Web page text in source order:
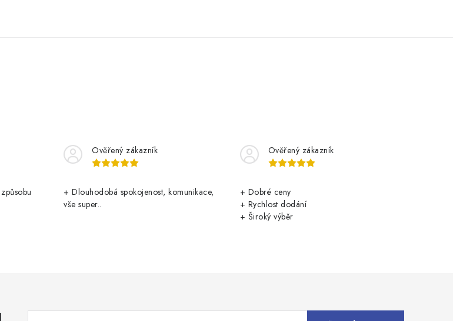
Ověřený zákazník
+ Dlouhodobá spokojenost, komunikace,
vše super..
Ověřený zákazník
+ Dobré ceny
+ Rychlost dodání
+ Široký výběr